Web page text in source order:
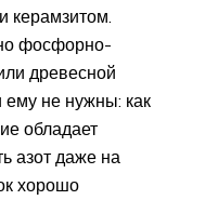
керамзитом.
фосфорно-
древесной
ему не нужны: как
обладает
азот даже на
хорошо